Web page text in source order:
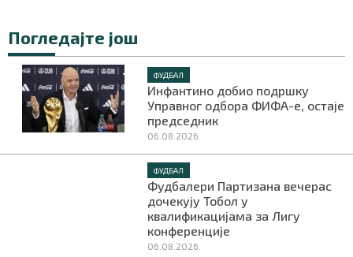
Погледајте још
ФУДБАЛ
Инфантино добио подршку
Управног одбора ФИФА-е, остаје
председник
06.08.2026.
ФУДБАЛ
Фудбалери Партизана вечерас
дочекују Тобол у
квалификацијама за Лигу
конференције
06.08.2026.